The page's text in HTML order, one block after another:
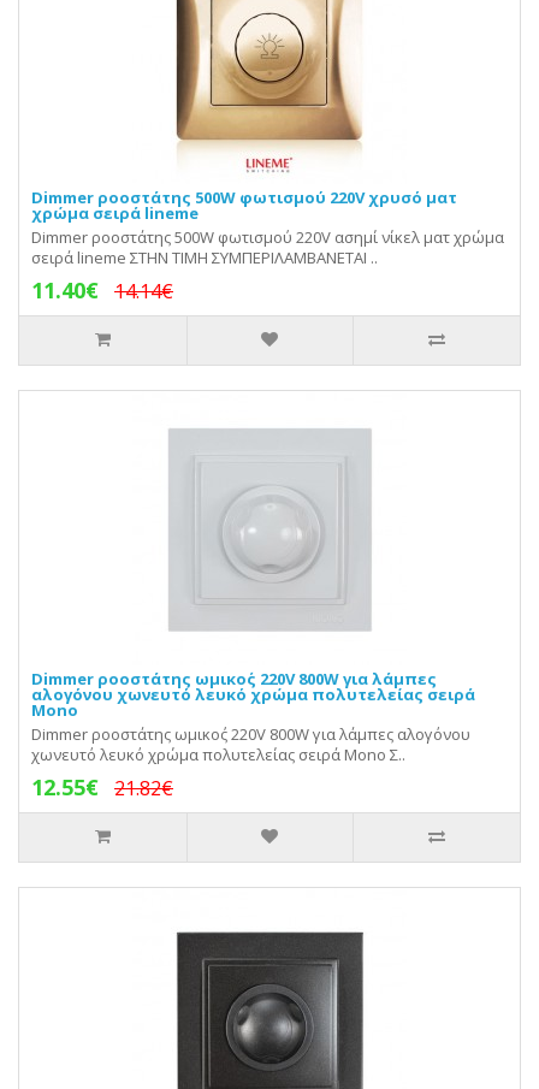
Dimmer ροοστάτης 500W φωτισμού 220V χρυσό ματ
χρώμα σειρά lineme
Dimmer ροοστάτης 500W φωτισμού 220V ασημί νίκελ ματ χρώμα
σειρά lineme ΣΤΗΝ ΤΙΜΗ ΣΥΜΠΕΡΙΛΑΜΒΑΝΕΤΑΙ ..
11.40€ 14.14€
Dimmer ροοστάτης ωμικο΄ς 220V 800W για λάμπες
αλογόνου χωνευτό λευκό χρώμα πολυτελείας σειρά
Mono
Dimmer ροοστάτης ωμικο΄ς 220V 800W για λάμπες αλογόνου
χωνευτό λευκό χρώμα πολυτελείας σειρά Mono Σ..
12.55€ 21.82€